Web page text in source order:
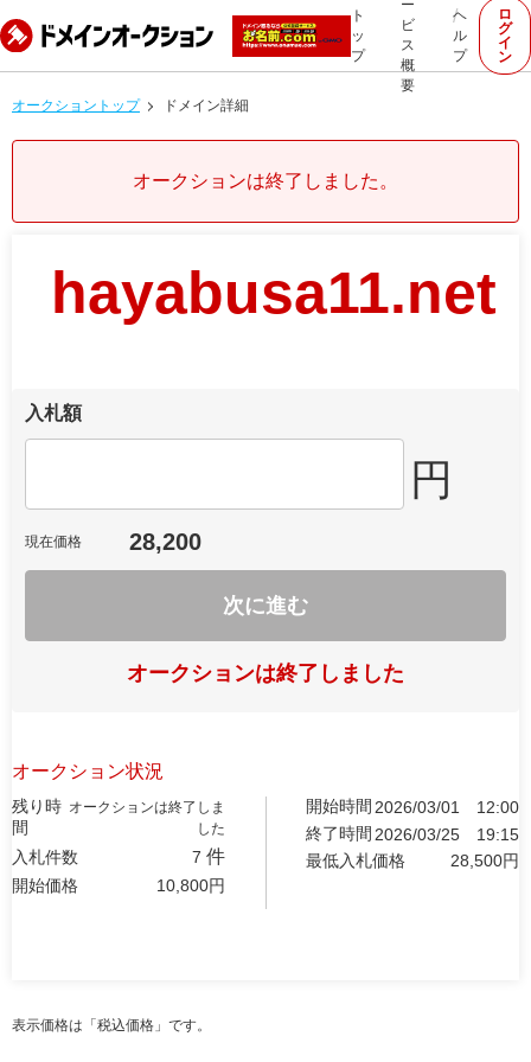
ト
ッ
プ
ー
ビ
ス
概
要
ヘ
ル
プ
ロ
グ
イ
ン
オークショントップ ドメイン詳細
オークションは終了しました。
hayabusa11.net
入札額
円
現在価格 28,200
次に進む
オークションは終了しました
オークション状況
残り時
間
オークションは終了しま
した
入札件数 7 件
開始価格 10,800円
開始時間 2026/03/01
12:00
終了時間 2026/03/25
19:15
最低入札価格
28,500円
表示価格は「税込価格」です。